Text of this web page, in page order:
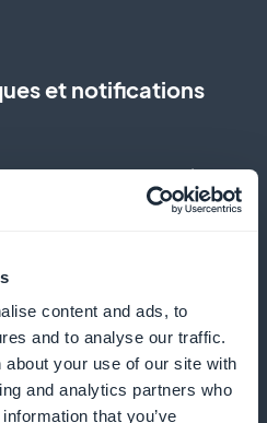
content and ads, to
and to analyse our traffic.
your use of our site with
and analytics partners who
that you’ve
et notifications
notifications pour réduire
les réservations
pour vos